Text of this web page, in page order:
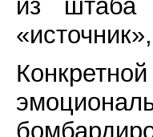
из штаба